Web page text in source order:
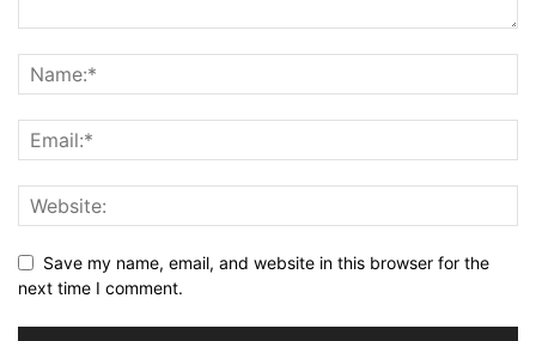
Save my name, email, and website in this browser for the
next time I comment.